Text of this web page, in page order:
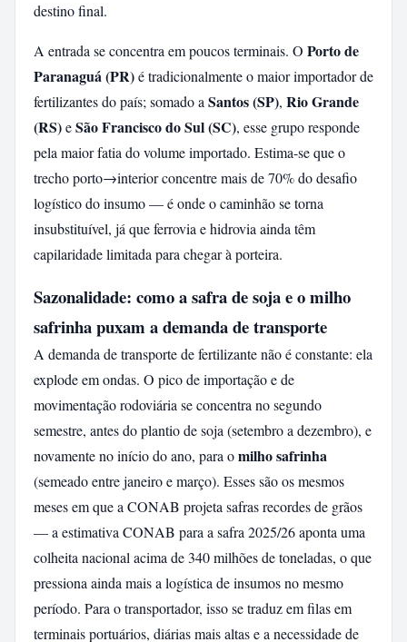
destino final.
A entrada se concentra em poucos terminais. O Porto de
Paranaguá (PR)é tradicionalmente o maior importador de
fertilizantes do país; somado aSantos (SP), Rio Grande
(RS)eSão Francisco do Sul (SC), esse grupo responde
pela maior fatia do volume importado. Estima-se que o
trecho porto→interior concentre mais de 70% do desafio
logístico do insumo — é onde o caminhão se torna
insubstituível, já que ferrovia e hidrovia ainda têm
capilaridade limitada para chegar à porteira.
Sazonalidade: como a safra de soja e o milho
safrinha puxam a demanda de transporte
A demanda de transporte de fertilizante não é constante: ela
explode em ondas. O pico de importação e de
movimentação rodoviária se concentra no segundo
semestre, antes do plantio de soja (setembro a dezembro), e
novamente no início do ano, para omilho safrinha
(semeado entre janeiro e março). Esses são os mesmos
meses em que a CONAB projeta safras recordes de grãos
— a estimativa CONAB para a safra 2025/26 aponta uma
colheita nacional acima de 340 milhões de toneladas, o que
pressiona ainda mais a logística de insumos no mesmo
período. Para o transportador, isso se traduz em filas em
terminais portuários, diárias mais altas e a necessidade de